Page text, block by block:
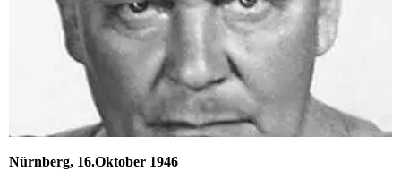
Nürnberg, 16.Oktober 1946